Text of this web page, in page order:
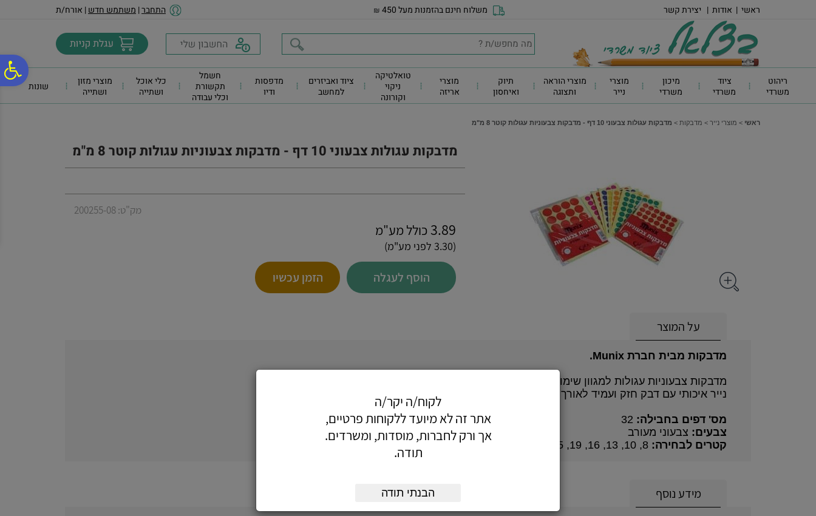
נגישות
אתר
המרכזי
ראשי | אודות | יצירת קשר משלוח חינם בהזמנות מעל 450 ₪ התחבר| משתמש חדש| אורח/ת
ריהוט
משרדי
ציוד
משרדי
מיכון
משרדי
מוצרי
נייר
מוצרי הוראה
ותצוגה
תיוק
ואיחסון
מוצרי
אריזה
טואלטיקה
ניקוי
וקורונה
ציוד ואביזרים
למחשב
מדפסות
ודיו
חשמל
תקשורת
וכלי עבודה
כלי אוכל
ושתייה
מוצרי מזון
ושתייה
שונות
ראשי > מוצרי נייר > מדבקות > מדבקות עגולות צבעוני 10 דף - מדבקות צבעוניות עגולות קוטר 8 מ"מ
מדבקות עגולות צבעוני 10 דף - מדבקות צבעוניות עגולות קוטר 8 מ"מ
מק"ט: 200255-08
3.89 כולל מע"מ
(3.30 לפני מע"מ)
הוסף לעגלה הזמן עכשיו
על המוצר
מדבקות מבית חברת Munix.
מדבקות צבעוניות עגולות למגוון שימושים, סימון שקפים, מסמכים ועוד...
נייר איכותי עם דבק חזק ועמיד לאורך זמן.
מס' דפים בחבילה: 32
צבעים: צבעוני מעורב
קטרים לבחירה:
מידע נוסף
לקוח/ה יקר/ה
אתר זה לא מיועד ללקוחות פרטיים,
אך ורק לחברות, מוסדות, ומשרדים.
תודה.
הבנתי תודה